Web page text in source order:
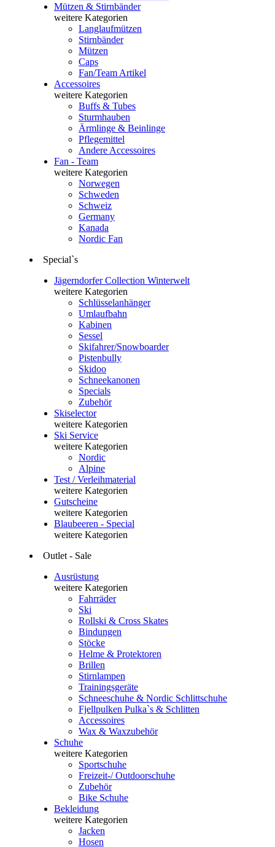
Mützen & Stirnbänder
weitere Kategorien
Langlaufmützen
Stirnbänder
Mützen
Caps
Fan/Team Artikel
Accessoires
weitere Kategorien
Buffs & Tubes
Sturmhauben
Ärmlinge & Beinlinge
Pflegemittel
Andere Accessoires
Fan - Team
weitere Kategorien
Norwegen
Schweden
Schweiz
Germany
Kanada
Nordic Fan
Special`s
Jägerndorfer Collection Winterwelt
weitere Kategorien
Schlüsselanhänger
Umlaufbahn
Kabinen
Sessel
Skifahrer/Snowboarder
Pistenbully
Skidoo
Schneekanonen
Specials
Zubehör
Skiselector
weitere Kategorien
Ski Service
weitere Kategorien
Nordic
Alpine
Test / Verleihmaterial
weitere Kategorien
Gutscheine
weitere Kategorien
Blaubeeren - Special
weitere Kategorien
Outlet - Sale
Ausrüstung
weitere Kategorien
Fahrräder
Ski
Rollski & Cross Skates
Bindungen
Stöcke
Helme & Protektoren
Brillen
Stirnlampen
Trainingsgeräte
Schneeschuhe & Nordic Schlittschuhe
Fjellpulken Pulka`s & Schlitten
Accessoires
Wax & Waxzubehör
Schuhe
weitere Kategorien
Sportschuhe
Freizeit-/ Outdoorschuhe
Zubehör
Bike Schuhe
Bekleidung
weitere Kategorien
Jacken
Hosen